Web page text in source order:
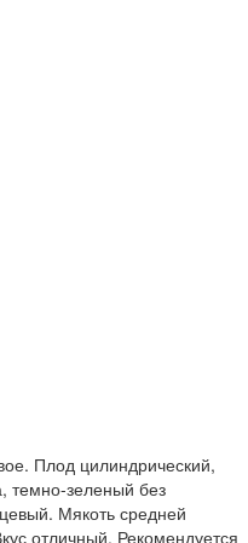
Плод цилиндрический,
темно-зеленый без
Мякоть средней
отличный. Рекомендуется